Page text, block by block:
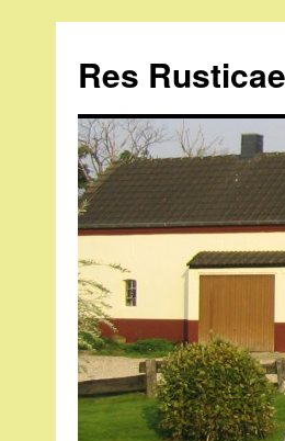
Res Rusticae